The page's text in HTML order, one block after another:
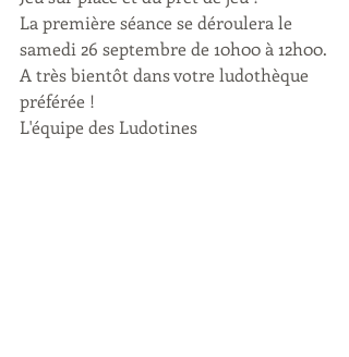
La première séance se déroulera le
samedi 26 septembre de 10h00 à 12h00.
A très bientôt dans votre ludothèque
préférée !
L'équipe des Ludotines